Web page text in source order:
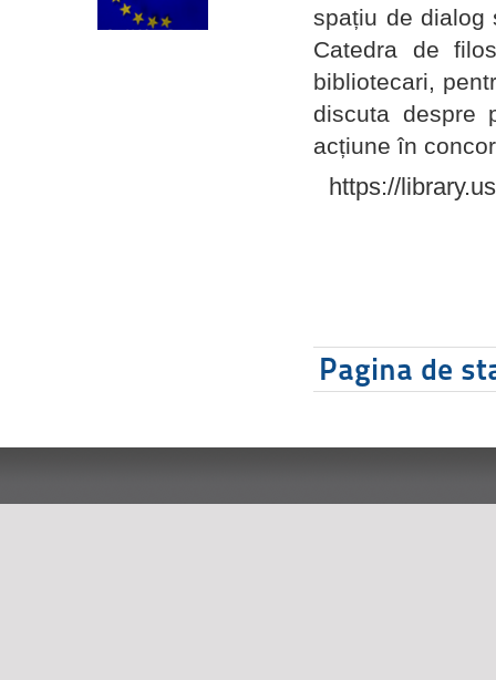
spațiu de dialog
Catedra de
bibliotecari,
discuta despre
acțiune în
https://
Pagina de